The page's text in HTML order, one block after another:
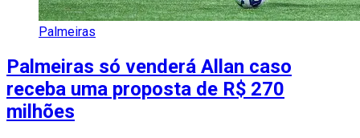
Palmeiras
Palmeiras só venderá Allan caso
receba uma proposta de R$ 270
milhões